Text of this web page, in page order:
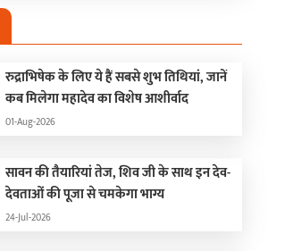
कपूर का बड़ा
में बनेंगी
कलाकार
बॉक्स ऑफिस पर राम
जलवा, 14वें दिन ‘पेद्दी’ ने
रुद्राभिषेक के लिए ये हैं सबसे शुभ तिथियां, जानें
कब मिलेगा महादेव का विशेष आशीर्वाद
01-Aug-2026
सावन की तैयारियां तेज, शिव जी के साथ इन देव-
देवताओं की पूजा से चमकेगा भाग्य
24-Jul-2026